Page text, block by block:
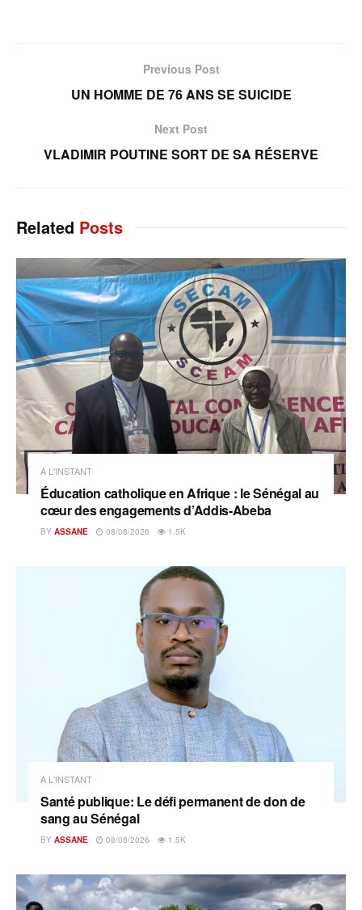
Previous Post
UN HOMME DE 76 ANS SE SUICIDE
Next Post
VLADIMIR POUTINE SORT DE SA RÉSERVE
Related Posts
A L'INSTANT
Éducation catholique en Afrique : le Sénégal au
cœur des engagements d’Addis-Abeba
BY ASSANE 08/08/2026 1.5K
A L'INSTANT
Santé publique: Le défi permanent de don de
sang au Sénégal
BY ASSANE 08/08/2026 1.5K